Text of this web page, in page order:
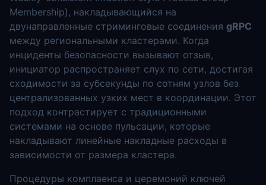
Membership), накладывающийся на
двунаправленные стриминговые соединения gRPC
между региональными кластерами. Когда
инциденты безопасности вызывают отзыв,
инициатор распространяет слух по сети, достигая
сходимости за субсекунды по сотням узлов без
централизованных узких мест в координации. Этот
подход контрастирует с традиционными
системами на основе пульсации, которые
накладывают линейные накладные расходы в
зависимости от размера кластера.
Процедуры комплаенса и церемоний ключей